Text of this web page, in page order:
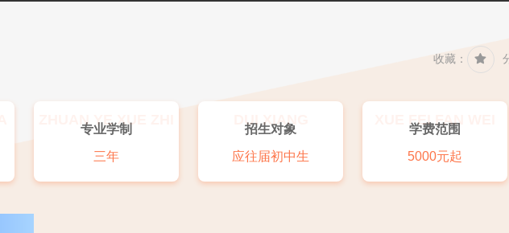
收藏：
ZHUAN YE XUE ZHI
专业学制
三年
DUI XIANG
招生对象
应往届初中生
XUE FEI FAN WEI
学费范围
5000元起